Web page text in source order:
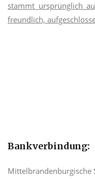
stammt ursprünglich
freundlich,
Bankverbindung:
Mittelbrandenburgische